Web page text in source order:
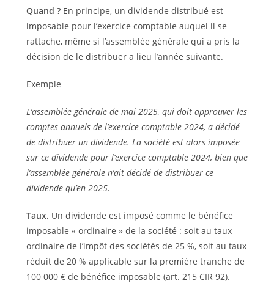
Quand ? En principe, un dividende distribué est
imposable pour l’exercice comptable auquel il se
rattache, même si l’assemblée générale qui a pris la
décision de le distribuer a lieu l’année suivante.
Exemple
L’assemblée générale de mai 2025, qui doit approuver les
comptes annuels de l’exercice comptable 2024, a décidé
de distribuer un dividende. La société est alors imposée
sur ce dividende pour l’exercice comptable 2024, bien que
l’assemblée générale n’ait décidé de distribuer ce
dividende qu’en 2025.
Taux. Un dividende est imposé comme le bénéfice
imposable « ordinaire » de la société : soit au taux
ordinaire de l’impôt des sociétés de 25 %, soit au taux
réduit de 20 % applicable sur la première tranche de
100 000 € de bénéfice imposable (art. 215 CIR 92).